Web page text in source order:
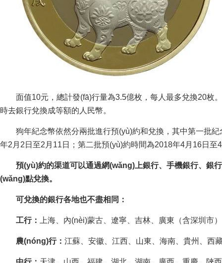
面值10元，總計發(fā)行量為3.5億枚，每人最多兌換20枚
時去銀行兌換成等額的人民幣。
狗年紀念幣依然分兩批進行預(yù)約和兌換，其中第一批紀
年2月2日至2月11日；第二批預(yù)約時間為2018年4月16日
預(yù)約的渠道可以通過網(wǎng)上銀行、手機銀行、銀
(wǎng)點兌換。
可兌換的銀行各地也不盡相同：
工行： 上海、內(nèi)蒙古、遼寧、吉林、廣東（含
農(nóng)行： 江蘇、安徽、江西、山東、海南、貴州